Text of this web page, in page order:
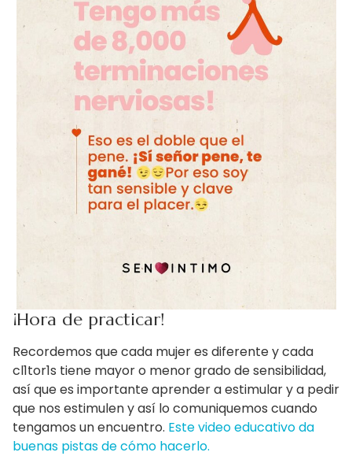
¡Hora de practicar!
Recordemos que cada mujer es diferente y cada
cl1tor1s tiene mayor o menor grado de sensibilidad,
así que es importante aprender a estimular y a pedir
que nos estimulen y así lo comuniquemos cuando
tengamos un encuentro. Este video educativo da
buenas pistas de cómo hacerlo.